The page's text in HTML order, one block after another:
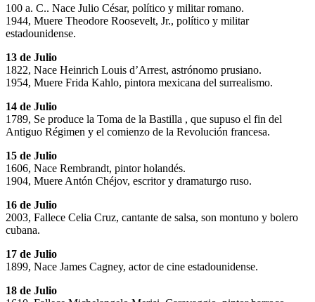
100 a. C.. Nace Julio César, político y militar romano.
1944, Muere Theodore Roosevelt, Jr., político y militar
estadounidense.
13 de Julio
1822, Nace Heinrich Louis d’Arrest, astrónomo prusiano.
1954, Muere Frida Kahlo, pintora mexicana del surrealismo.
14 de Julio
1789, Se produce la Toma de la Bastilla , que supuso el fin del
Antiguo Régimen y el comienzo de la Revolución francesa.
15 de Julio
1606, Nace Rembrandt, pintor holandés.
1904, Muere Antón Chéjov, escritor y dramaturgo ruso.
16 de Julio
2003, Fallece Celia Cruz, cantante de salsa, son montuno y bolero
cubana.
17 de Julio
1899, Nace James Cagney, actor de cine estadounidense.
18 de Julio